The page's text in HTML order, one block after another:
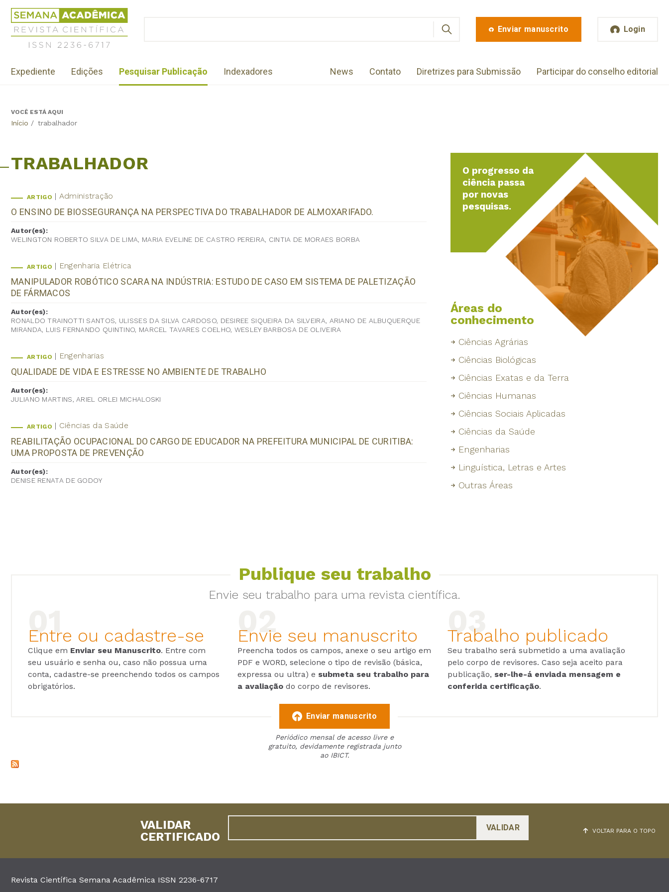
Jump
navigation
Revista
Científica
Semana
Acadêmica
2236-
Enviar manuscrito Login
Menu
institutional
Expediente Edições Pesquisar Publicação Indexadores News Contato Diretrizes para Submissão Participar do conselho editorial
BackVOCÊ ESTÁ AQUI
Início / trabalhador
TRABALHADOR
ARTIGO Administração
O ENSINO DE BIOSSEGURANÇA NA PERSPECTIVA DO TRABALHADOR DE ALMOXARIFADO.
Autor(es):
WELINGTON ROBERTO SILVA DE LIMA, MARIA EVELINE DE CASTRO PEREIRA, CINTIA DE MORAES BORBA
ARTIGO Engenharia Elétrica
MANIPULADOR ROBÓTICO SCARA NA INDÚSTRIA: ESTUDO DE CASO EM SISTEMA DE PALETIZAÇÃO
DE FÁRMACOS
Autor(es):
RONALDO TRAINOTTI SANTOS, ULISSES DA SILVA CARDOSO, DESIREE SIQUEIRA DA SILVEIRA, ARIANO DE ALBUQUERQUE
MIRANDA, LUIS FERNANDO QUINTINO, MARCEL TAVARES COELHO, WESLEY BARBOSA DE OLIVEIRA
ARTIGO Engenharias
QUALIDADE DE VIDA E ESTRESSE NO AMBIENTE DE TRABALHO
Autor(es):
JULIANO MARTINS, ARIEL ORLEI MICHALOSKI
ARTIGO Ciências da Saúde
REABILITAÇÃO OCUPACIONAL DO CARGO DE EDUCADOR NA PREFEITURA MUNICIPAL DE CURITIBA:
UMA PROPOSTA DE PREVENÇÃO
Autor(es):
DENISE RENATA DE GODOY
O progresso da
ciência passa
por novas
pesquisas.
Áreas do
conhecimento
Ciências Agrárias
Ciências Biológicas
Ciências Exatas e da Terra
Ciências Humanas
Ciências Sociais Aplicadas
Ciências da Saúde
Engenharias
Linguística, Letras e Artes
Outras Áreas
Publique seu trabalho
Envie seu trabalho para uma revista científica.
Entre ou cadastre-se
Clique em Enviar seu Manuscrito. Entre com
seu usuário e senha ou, caso não possua uma
conta, cadastre-se preenchendo todos os campos
obrigatórios.
Envie seu manuscrito
Preencha todos os campos, anexe o seu artigo em
PDF e WORD, selecione o tipo de revisão (básica,
expressa ou ultra) e submeta seu trabalho para
a avaliação do corpo de revisores.
Trabalho publicado
Seu trabalho será submetido a uma avaliação
pelo corpo de revisores. Caso seja aceito para
publicação, ser-lhe-á enviada mensagem e
conferida certificação.
Enviar manuscrito
Periódico mensal de acesso livre e
gratuito, devidamente registrada junto
ao IBICT.
VOLTAR PARA O TOPO
VALIDAR
CERTIFICADO
Revista Científica Semana Acadêmica ISSN 2236-6717